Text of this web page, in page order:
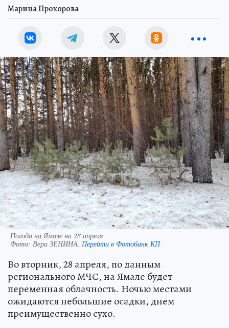
Марина Прохорова
Погода на Ямале на 28 апреля
Фото: Вера ЗЕНИНА. Перейти в Фотобанк КП
Во вторник, 28 апреля, по данным
регионального МЧС, на Ямале будет
переменная облачность. Ночью местами
ожидаются небольшие осадки, днем
преимущественно сухо.